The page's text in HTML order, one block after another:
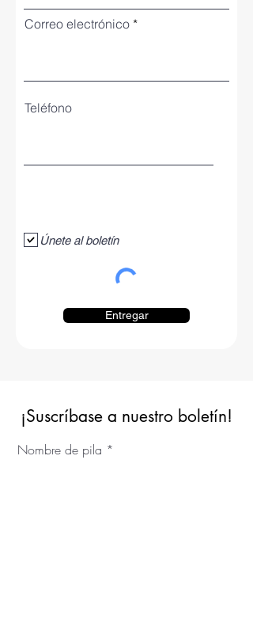
Correo electrónico
Teléfono
Únete al boletín
Entregar
¡Suscríbase a nuestro boletín!
Nombre de pila